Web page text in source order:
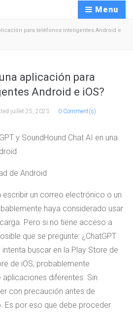
Menu
para teléfonos inteligentes Android e
aplicación para
Android e iOS?
juillet 25, 2023 0 Comment(s)
de Android
escribir un correo electrónico o un
haya considerado usar
Pero si no tiene acceso a
que se pregunte: ¿ChatGPT
buscar en la Play Store de
de iOS, probablemente
diferentes. Sin
con precaución antes de
Es por eso que debe proceder